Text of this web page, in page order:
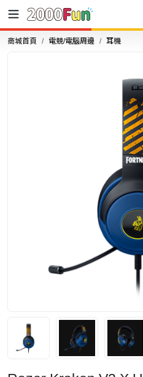
商城首頁 電競/電腦周邊 耳機